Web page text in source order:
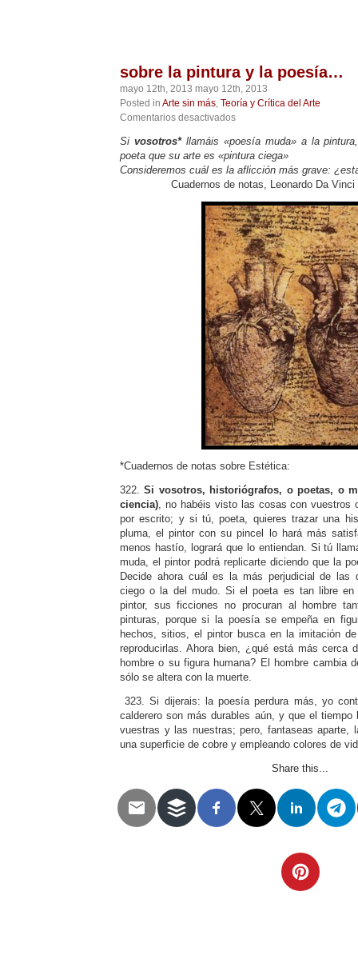
sobre la pintura y la poesía…
mayo 12th, 2013 mayo 12th, 2013
Posted in Arte sin más Teoría y Crítica del Arte
Comentarios desactivadosen
la
pintura
y
poesía…
Si vosotros*llamáis «poesía muda» a la
poeta que su arte es «pintura ciega»
Consideremos cuál es la aflicción más grave:
Cuadernos de notas, Leonardo Da Vinci
*Cuadernos de notas sobre Estética:
322.Si vosotros, historiógrafos, o poetas, o
ciencia) , no habéis visto las cosas con vuestros
por escrito; y si tú, poeta, quieres trazar una
pluma, el pintor con su pincel lo hará más
menos hastío, logrará que lo entiendan. Si tú
muda, el pintor podrá replicarte diciendo que la
Decide ahora cuál es la más perjudicial de las
ciego o la del mudo. Si el poeta es tan libre en
pintor, sus ficciones no procuran al hombre
pinturas, porque si la poesía se empeña en
hechos, sitios, el pintor busca en la imitación
reproducirlas. Ahora bien, ¿qué está más cerca
hombre o su figura humana? El hombre cambia
sólo se altera con la muerte.
323. Si dijerais: la poesía perdura más, yo
calderero son más durables aún, y que el
vuestras y las nuestras; pero, fantaseas aparte,
una superficie de cobre y empleando colores de
Share this...